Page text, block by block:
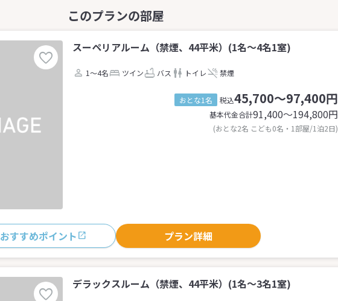
スーペリアルーム（禁煙、44平米）(1名～4名1室)
1～4名 ツイン バス トイレ 禁煙
おとな1名 税込45,700～97,400円
基本代金合計91,400〜194,800円
(おとな2名 こども0名・1部屋/1泊2日)
おすすめポイント プラン詳細
デラックスルーム（禁煙、44平米）(1名～3名1室)